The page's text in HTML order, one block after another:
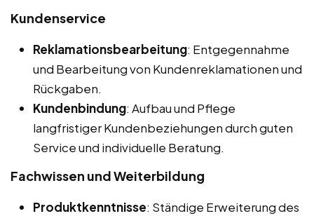
Kundenservice
Reklamationsbearbeitung: Entgegennahme
und Bearbeitung von Kundenreklamationen und
Rückgaben.
Kundenbindung: Aufbau und Pflege
langfristiger Kundenbeziehungen durch guten
Service und individuelle Beratung.
Fachwissen und Weiterbildung
Produktkenntnisse: Ständige Erweiterung des